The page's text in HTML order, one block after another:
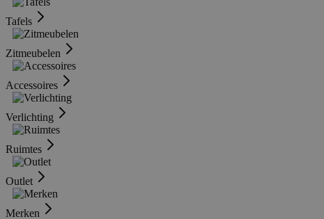
Tafels
Zitmeubelen
Accessoires
Verlichting
Ruimtes
Outlet
Merken